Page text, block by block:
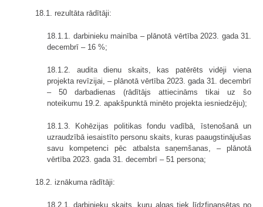
18.1. rezultāta rādītāji:
18.1.1. darbinieku mainība – plānotā vērtība 2023. gada 31.
decembrī – 16 %;
18.1.2. audita dienu skaits, kas patērēts vidēji viena
projekta revīzijai, – plānotā vērtība 2023. gada 31. decembrī
– 50 darbadienas (rādītājs attiecināms tikai uz šo
noteikumu 19.2. apakšpunktā minēto projekta iesniedzēju);
18.1.3. Kohēzijas politikas fondu vadībā, īstenošanā un
uzraudzībā iesaistīto personu skaits, kuras paaugstinājušas
savu kompetenci pēc atbalsta saņemšanas, – plānotā
vērtība 2023. gada 31. decembrī – 51 persona;
18.2. iznākuma rādītāji:
18.2.1. darbinieku skaits, kuru algas tiek līdzfinansētas no